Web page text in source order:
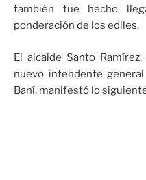
también fue hecho
ponderación de los ediles.
El alcalde Santo
nuevo intendente
Baní, manifestó lo